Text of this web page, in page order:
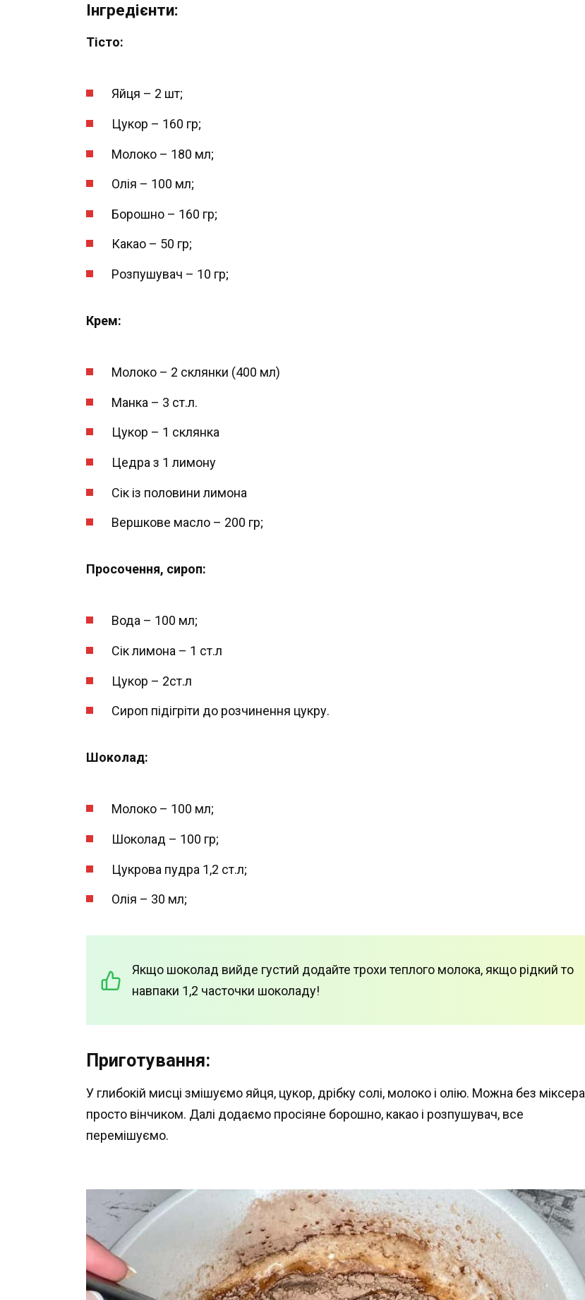
Інгредієнти:
Тісто:
Яйця – 2 шт;
Цукор – 160 гр;
Молоко – 180 мл;
Олія – 100 мл;
Борошно – 160 гр;
Какао – 50 гр;
Розпушувач – 10 гр;
Крем:
Молоко – 2 склянки (400 мл)
Манка – 3 ст.л.
Цукор – 1 склянка
Цедра з 1 лимону
Сік із половини лимона
Вершкове масло – 200 гр;
Просочення, сироп:
Вода – 100 мл;
Сік лимона – 1 ст.л
Цукор – 2ст.л
Сироп підігріти до розчинення цукру.
Шоколад:
Молоко – 100 мл;
Шоколад – 100 гр;
Цукрова пудра 1,2 ст.л;
Олія – 30 мл;
Якщо шоколад вийде густий додайте трохи теплого молока, якщо рідкий то
навпаки 1,2 часточки шоколаду!
Приготування:
У глибокій мисці змішуємо яйця, цукор, дрібку солі, молоко і олію. Можна без міксера
просто вінчиком. Далі додаємо просіяне борошно, какао і розпушувач, все
перемішуємо.